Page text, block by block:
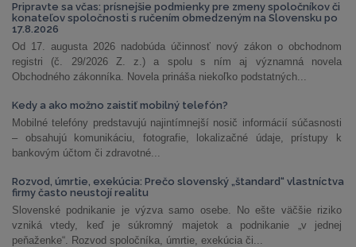
Pripravte sa včas: prísnejšie podmienky pre zmeny spoločníkov či
konateľov spoločnosti s ručením obmedzeným na Slovensku po
17.8.2026
Od 17. augusta 2026 nadobúda účinnosť nový zákon o obchodnom
registri (č. 29/2026 Z. z.) a spolu s ním aj významná novela
Obchodného zákonníka. Novela prináša niekoľko podstatných...
Kedy a ako možno zaistiť mobilný telefón?
Mobilné telefóny predstavujú najintímnejší nosič informácií súčasnosti
– obsahujú komunikáciu, fotografie, lokalizačné údaje, prístupy k
bankovým účtom či zdravotné...
Rozvod, úmrtie, exekúcia: Prečo slovenský „štandard“ vlastníctva
firmy často neustojí realitu
Slovenské podnikanie je výzva samo osebe. No ešte väčšie riziko
vzniká vtedy, keď je súkromný majetok a podnikanie „v jednej
peňaženke“. Rozvod spoločníka, úmrtie, exekúcia či...